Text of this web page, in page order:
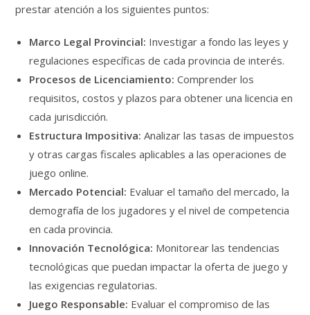
prestar atención a los siguientes puntos:
Marco Legal Provincial: Investigar a fondo las leyes y
regulaciones específicas de cada provincia de interés.
Procesos de Licenciamiento: Comprender los
requisitos, costos y plazos para obtener una licencia en
cada jurisdicción.
Estructura Impositiva: Analizar las tasas de impuestos
y otras cargas fiscales aplicables a las operaciones de
juego online.
Mercado Potencial: Evaluar el tamaño del mercado, la
demografía de los jugadores y el nivel de competencia
en cada provincia.
Innovación Tecnológica: Monitorear las tendencias
tecnológicas que puedan impactar la oferta de juego y
las exigencias regulatorias.
Juego Responsable: Evaluar el compromiso de las